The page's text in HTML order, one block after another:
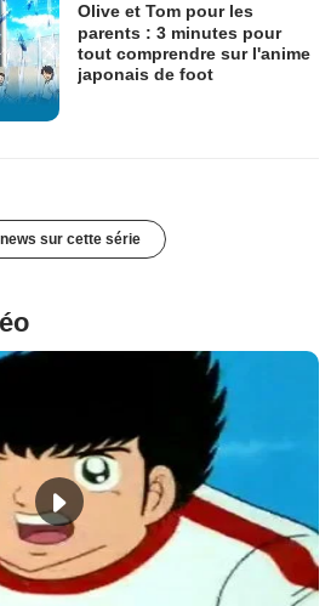
Olive et Tom pour les
parents : 3 minutes pour
tout comprendre sur l'anime
japonais de foot
sur cette série